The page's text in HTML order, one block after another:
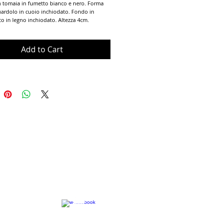
tomaia in fumetto bianco e nero. Forma
in cuoio inchiodato. Fondo in
in legno inchiodato. Altezza 4cm.
Add to Cart